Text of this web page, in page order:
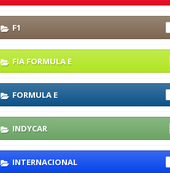
F1
FIA FORMULA E
FORMULA E
INDYCAR
INTERNACIONAL